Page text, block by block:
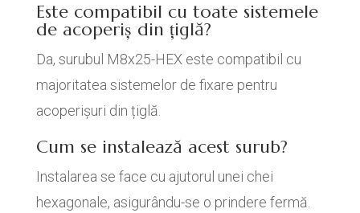
Este compatibil cu toate sistemele
de acoperiș din țiglă?
Da, surubul M8x25-HEX este compatibil cu
majoritatea sistemelor de fixare pentru
acoperișuri din țiglă.
Cum se instalează acest surub?
Instalarea se face cu ajutorul unei chei
hexagonale, asigurându-se o prindere fermă.